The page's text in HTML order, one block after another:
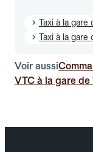
Taxi à la gare
Taxi à la gare
Voir aussi
VTC à la gare de